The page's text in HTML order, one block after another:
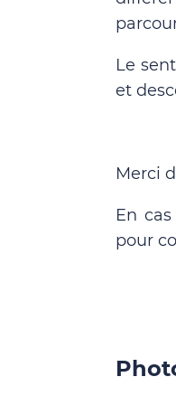
Le
et
Merci
En
pour